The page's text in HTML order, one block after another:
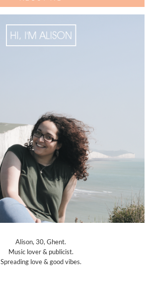
Alison, 30, Ghent.
Music lover & publicist.
Spreading love & good vibes.